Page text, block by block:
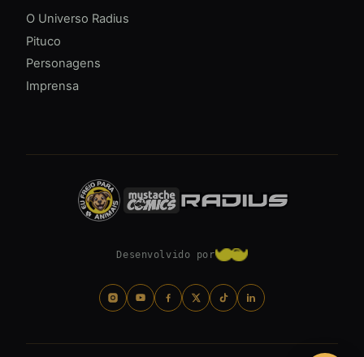
O Universo Radius
Pituco
Personagens
Imprensa
Desenvolvido por